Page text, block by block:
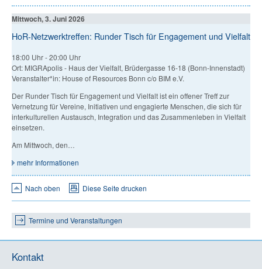
Mittwoch, 3. Juni 2026
HoR-Netzwerktreffen: Runder Tisch für Engagement und Vielfalt
18:00 Uhr-20:00 Uhr
Ort: MIGRApolis - Haus der Vielfalt, Brüdergasse 16-18 (Bonn-Innenstadt)
Veranstalter*in: House of Resources Bonn c/o BIM e.V.
Der Runder Tisch für Engagement und Vielfalt ist ein offener Treff zur
Vernetzung für Vereine, Initiativen und engagierte Menschen, die sich für
interkulturellen Austausch, Integration und das Zusammenleben in Vielfalt
einsetzen.
Am Mittwoch, den…
mehr Informationen
Nach oben Diese Seite drucken
Termine und Veranstaltungen
Kontakt